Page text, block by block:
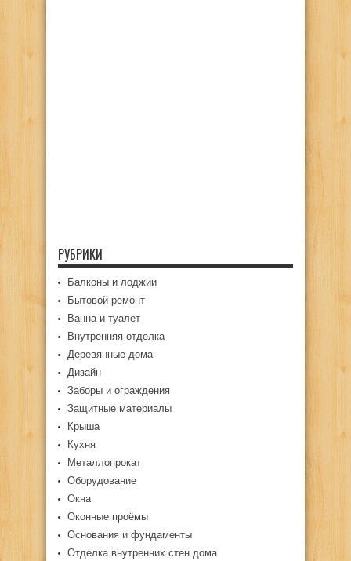
РУБРИКИ
Балконы и лоджии
Бытовой ремонт
Ванна и туалет
Внутренняя отделка
Деревянные дома
Дизайн
Заборы и ограждения
Защитные материалы
Крыша
Кухня
Металлопрокат
Оборудование
Окна
Оконные проёмы
Основания и фундаменты
Отделка внутренних стен дома